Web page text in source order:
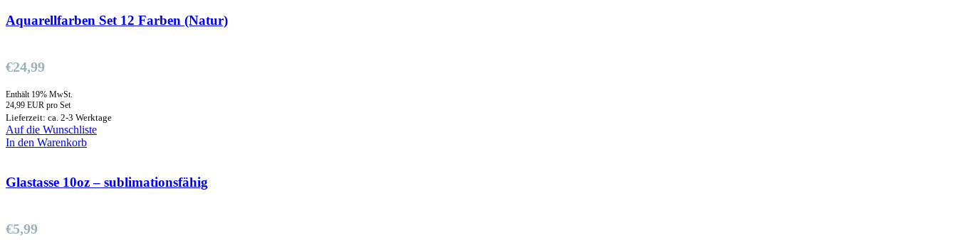
Aquarellfarben Set 12 Farben (Natur)
€24,99
Enthält 19% MwSt.
24,99 EUR pro Set
Lieferzeit: ca. 2-3 Werktage
Auf die Wunschliste
In den Warenkorb
Glastasse 10oz – sublimationsfähig
€5,99